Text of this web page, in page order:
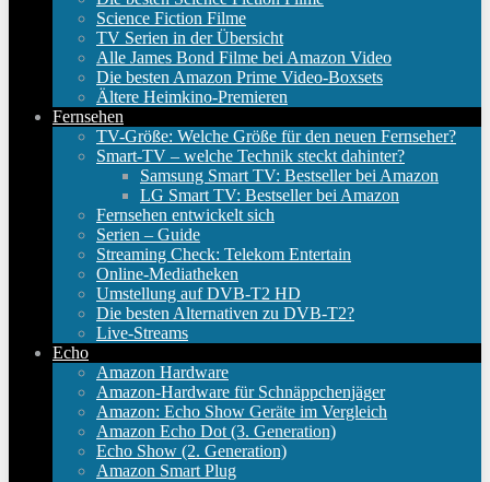
Science Fiction Filme
TV Serien in der Übersicht
Alle James Bond Filme bei Amazon Video
Die besten Amazon Prime Video-Boxsets
Ältere Heimkino-Premieren
Fernsehen
TV-Größe: Welche Größe für den neuen Fernseher?
Smart-TV – welche Technik steckt dahinter?
Samsung Smart TV: Bestseller bei Amazon
LG Smart TV: Bestseller bei Amazon
Fernsehen entwickelt sich
Serien – Guide
Streaming Check: Telekom Entertain
Online-Mediatheken
Umstellung auf DVB-T2 HD
Die besten Alternativen zu DVB-T2?
Live-Streams
Echo
Amazon Hardware
Amazon-Hardware für Schnäppchenjäger
Amazon: Echo Show Geräte im Vergleich
Amazon Echo Dot (3. Generation)
Echo Show (2. Generation)
Amazon Smart Plug